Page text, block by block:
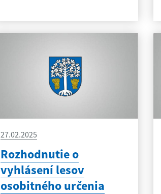
27.02.2025
Rozhodnutie o
vyhlásení lesov
osobitného určenia